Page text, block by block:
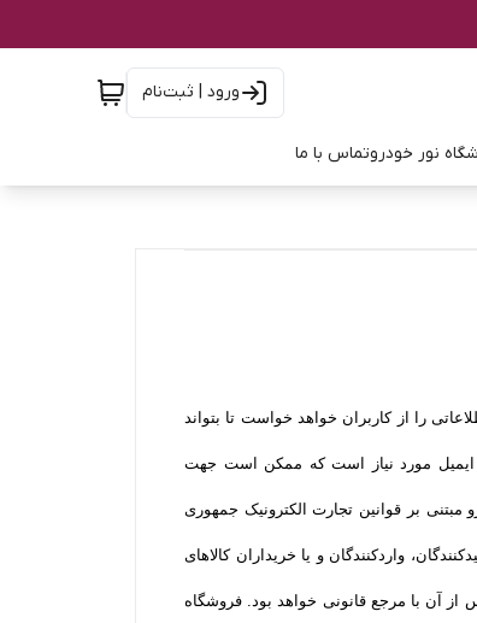
ورود | ثبت‌نام
نور خودروتماس با ما
را از کاربران خواهد خواست تا بتواند
ایمیل مورد نیاز است که ممکن است جهت
مبتنی بر قوانین تجارت الکترونیک جمهوری
واردکنندگان و یا خریداران کالاهای
آن با مرجع قانونی خواهد بود. فروشگاه